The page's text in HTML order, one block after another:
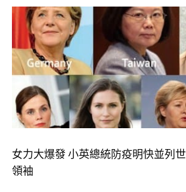
女力大爆發 小英總統防疫明快並列
領袖